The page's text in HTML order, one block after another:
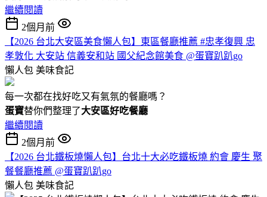
繼續閱讀
2個月前
【2026 台北大安區美食懶人包】東區餐廳推薦 #忠孝復興 忠
孝敦化 大安站 信義安和站 國父紀念館美食 @蛋寶趴趴go
懶人包 美味食記
每一次都在找好吃又有氣氛的餐廳嗎？
蛋寶替你們整理了大安區好吃餐廳
繼續閱讀
2個月前
【2026 台北鐵板燒懶人包】台北十大必吃鐵板燒 約會 慶生 聚
餐餐廳推薦 @蛋寶趴趴go
懶人包 美味食記